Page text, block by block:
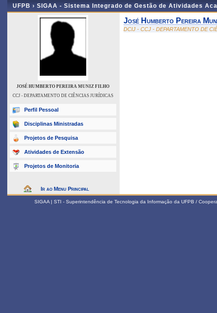
UFPB › SIGAA - Sistema Integrado de Gestão de Atividades
JOSÉ HUMBERTO PEREIRA MUNIZ FILHO
CCJ - DEPARTAMENTO DE CIÊNCIAS JURÍDICAS
Perfil Pessoal
Disciplinas Ministradas
Projetos de Pesquisa
Atividades de Extensão
Projetos de Monitoria
Ir ao Menu Principal
José Humberto Pereira
DCIJ - CCJ - DEPARTAMENTO DE
SIGAA | STI - Superintendência de Tecnologia da Informação da UFPB /